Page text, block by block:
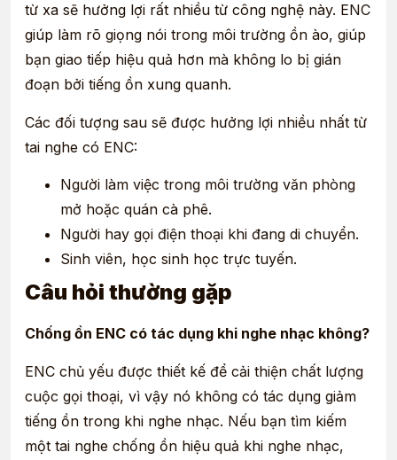
từ xa sẽ hưởng lợi rất nhiều từ công nghệ này. ENC
giúp làm rõ giọng nói trong môi trường ồn ào, giúp
bạn giao tiếp hiệu quả hơn mà không lo bị gián
đoạn bởi tiếng ồn xung quanh.
Các đối tượng sau sẽ được hưởng lợi nhiều nhất từ
tai nghe có ENC:
Người làm việc trong môi trường văn phòng
mở hoặc quán cà phê.
Người hay gọi điện thoại khi đang di chuyển.
Sinh viên, học sinh học trực tuyến.
Câu hỏi thường gặp
Chống ồn ENC có tác dụng khi nghe nhạc không?
ENC chủ yếu được thiết kế để cải thiện chất lượng
cuộc gọi thoại, vì vậy nó không có tác dụng giảm
tiếng ồn trong khi nghe nhạc. Nếu bạn tìm kiếm
một tai nghe chống ồn hiệu quả khi nghe nhạc,